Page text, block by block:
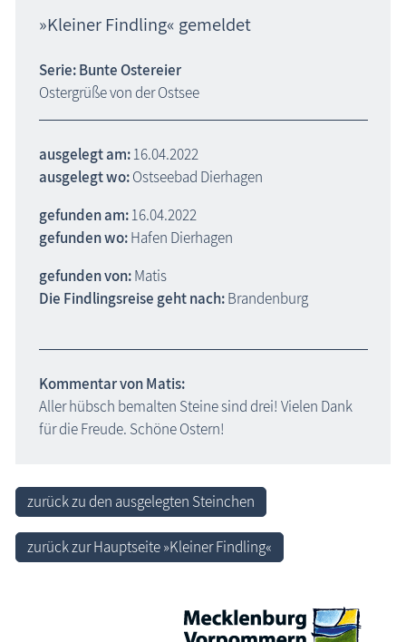
»Kleiner Findling« gemeldet
Serie: Bunte Ostereier
Ostergrüße von der Ostsee
ausgelegt am:16.04.2022
ausgelegt wo:Ostseebad Dierhagen
gefunden am:16.04.2022
gefunden wo:Hafen Dierhagen
gefunden von:Matis
Die Findlingsreise geht nach:Brandenburg
Kommentar von Matis:
Aller hübsch bemalten Steine sind drei! Vielen Dank
für die Freude. Schöne Ostern!
zurück zu den ausgelegten Steinchen
zurück zur Hauptseite »Kleiner Findling«